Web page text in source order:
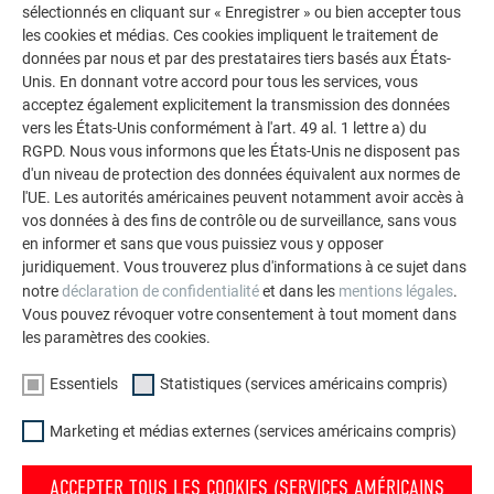
La galerie de références PREFA démontre la
polyvalence de l’aluminium. Découvrez d’autres projets
impressionnants avec les solutions en aluminium
durables de PREFA pour toitures, systèmes solaires et
façades.
VOIR DAVANTAGE DE RÉFÉRENCES
sélectionnés en cliquant sur « Enregistrer » ou bien accepter tous
les cookies et médias. Ces cookies impliquent le traitement de
données par nous et par des prestataires tiers basés aux États-
Unis. En donnant votre accord pour tous les services, vous
acceptez également explicitement la transmission des données
vers les États-Unis conformément à l'art. 49 al. 1 lettre a) du
RGPD. Nous vous informons que les États-Unis ne disposent pas
d'un niveau de protection des données équivalent aux normes de
l'UE. Les autorités américaines peuvent notamment avoir accès à
vos données à des fins de contrôle ou de surveillance, sans vous
en informer et sans que vous puissiez vous y opposer
juridiquement. Vous trouverez plus d'informations à ce sujet dans
notredéclaration de confidentialitéet dans les mentions légales.
Vous pouvez révoquer votre consentement à tout moment dans
les paramètres des cookies.
Essentiels Statistiques (services américains compris)
Marketing et médias externes (services américains compris)
ACCEPTER TOUS LES COOKIES (SERVICES AMÉRICAINS